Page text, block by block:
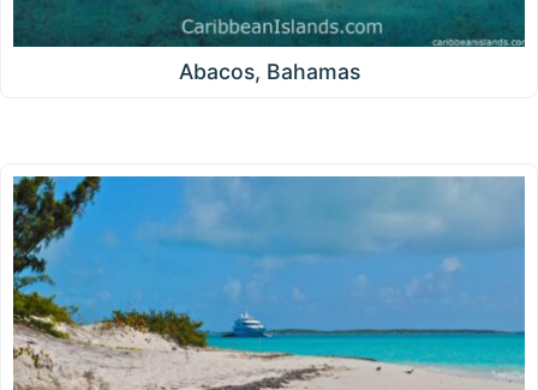
Abacos, Bahamas